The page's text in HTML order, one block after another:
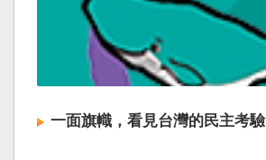
一面旗幟，看見台灣的民主考驗